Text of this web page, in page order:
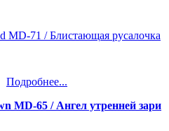
Подробнее...
MD-65 / Ангел утренней зари